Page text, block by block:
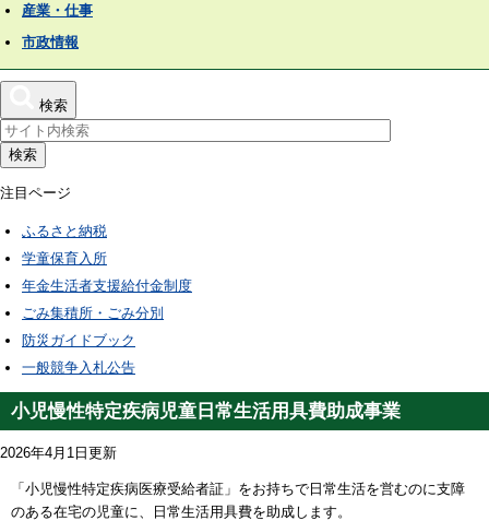
産業・仕事
市政情報
検索
検索
注目ページ
ふるさと納税
学童保育入所
年金生活者支援給付金制度
ごみ集積所・ごみ分別
防災ガイドブック
一般競争入札公告
小児慢性特定疾病児童日常生活用具費助成事業
2026年4月1日更新
「小児慢性特定疾病医療受給者証」をお持ちで日常生活を営むのに支障
のある在宅の児童に、日常生活用具費を助成します。